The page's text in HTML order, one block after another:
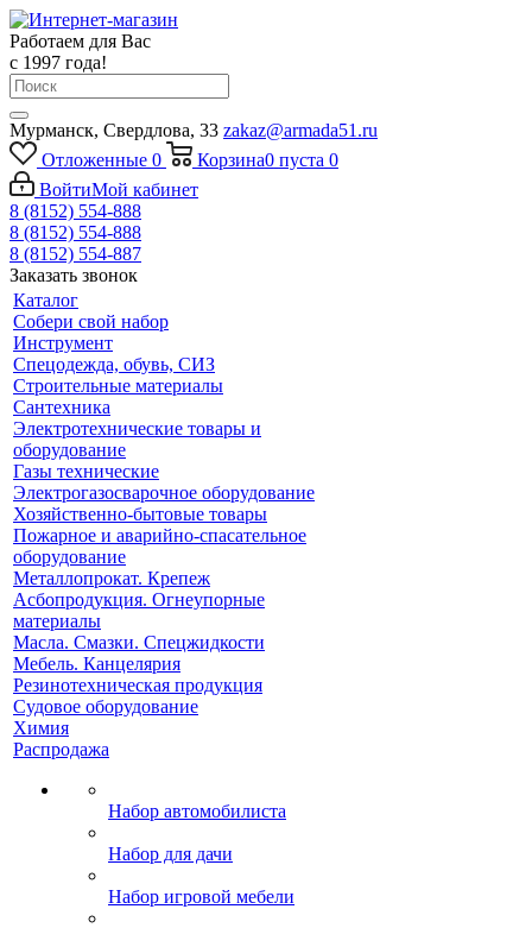
Работаем для Вас
с 1997 года!
Мурманск, Свердлова, 33 zakaz@armada51.ru
Отложенные 0 Корзина0 пуста 0
ВойтиМой кабинет
8 (8152) 554-888
8 (8152) 554-888
8 (8152) 554-887
Заказать звонок
Каталог
Собери свой набор
Инструмент
Спецодежда, обувь, СИЗ
Строительные материалы
Сантехника
Электротехнические товары и
оборудование
Газы технические
Электрогазосварочное оборудование
Хозяйственно-бытовые товары
Пожарное и аварийно-спасательное
оборудование
Металлопрокат. Крепеж
Асбопродукция. Огнеупорные
материалы
Масла. Смазки. Спецжидкости
Мебель. Канцелярия
Резинотехническая продукция
Судовое оборудование
Химия
Распродажа
Набор автомобилиста
Набор для дачи
Набор игровой мебели